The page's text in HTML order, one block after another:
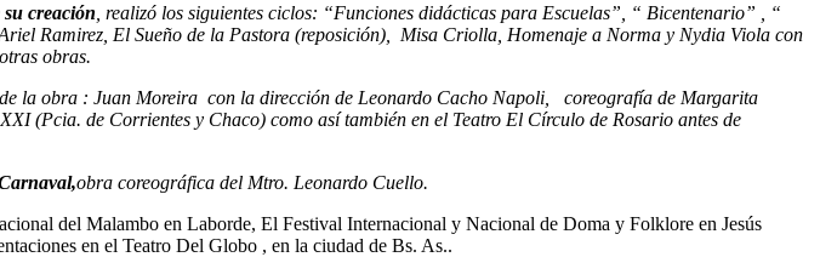
su creación , realizó los siguientes ciclos: “Funciones didácticas para Escuelas”, “ Bicentenario” , “
Ramirez, El Sueño de la Pastora (reposición), Misa Criolla, Homenaje a Norma y Nydia Viola con
obras.
la obra : Juan Moreira con la dirección de Leonardo Cacho Napoli, coreografía de Margarita
(Pcia. de Corrientes y Chaco) como así también en el Teatro El Círculo de Rosario antes de
obra coreográfica del Mtro. Leonardo Cuello.
del Malambo en Laborde, El Festival Internacional y Nacional de Doma y Folklore en Jesús
en el Teatro Del Globo , en la ciudad de Bs. As..